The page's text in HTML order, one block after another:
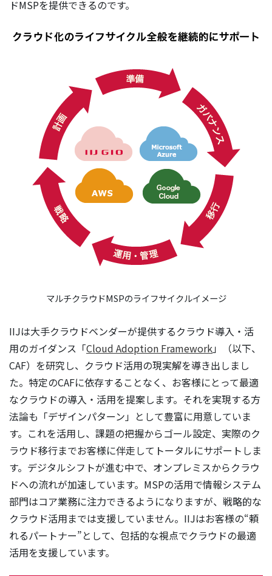
ドMSPを提供できるのです。
マルチクラウドMSPのライフサイクルイメージ
IIJは大手クラウドベンダーが提供するクラウド導入・活
用のガイダンス「Cloud Adoption Framework」（以下、
CAF）を研究し、クラウド活用の現実解を導き出しまし
た。特定のCAFに依存することなく、お客様にとって最適
なクラウドの導入・活用を提案します。それを実現する方
法論も「デザインパターン」として豊富に用意していま
す。これを活用し、課題の把握からゴール設定、実際のク
ラウド移行までお客様に伴走してトータルにサポートしま
す。デジタルシフトが進む中で、オンプレミスからクラウ
ドへの流れが加速しています。MSPの活用で情報システム
部門はコア業務に注力できるようになりますが、戦略的な
クラウド活用までは支援していません。IIJはお客様の“頼
れるパートナー”として、包括的な視点でクラウドの最適
活用を支援しています。